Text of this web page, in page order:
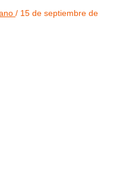
/ 15 de septiembre de